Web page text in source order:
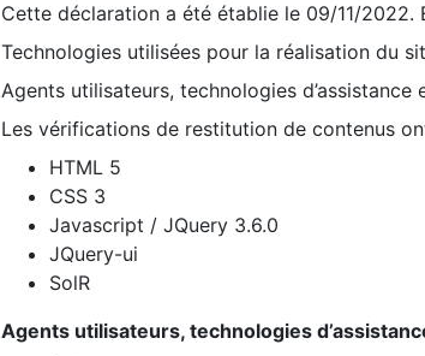
Cette déclaration a été établie le 09/11/
Technologies utilisées pour la réalisation du
Agents utilisateurs, technologies
Les vérifications de restitution de contenus
HTML 5
CSS 3
Javascript / JQuery 3.6.0
JQuery-ui
SolR
Agents utilisateurs, technologies